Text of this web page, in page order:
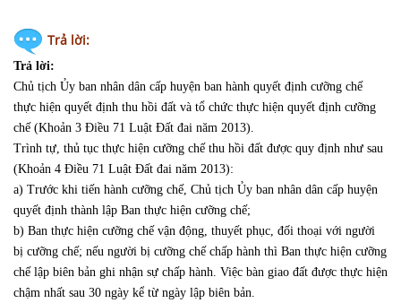
LIÊN
HỆ
Trả lời:
Trả lời:
Chủ tịch Ủy ban nhân dân cấp huyện ban hành quyết định cưỡng chế
thực hiện quyết định thu hồi đất và tổ chức thực hiện quyết định cưỡng
chế (Khoản 3 Điều 71 Luật Đất đai năm 2013).
Trình tự, thủ tục thực hiện cưỡng chế thu hồi đất được quy định như sau
(Khoản 4 Điều 71 Luật Đất đai năm 2013):
a) Trước khi tiến hành cưỡng chế, Chủ tịch Ủy ban nhân dân cấp huyện
quyết định thành lập Ban thực hiện cưỡng chế;
b) Ban thực hiện cưỡng chế vận động, thuyết phục, đối thoại với người
bị cưỡng chế; nếu người bị cưỡng chế chấp hành thì Ban thực hiện cưỡng
chế lập biên bản ghi nhận sự chấp hành. Việc bàn giao đất được thực hiện
chậm nhất sau 30 ngày kể từ ngày lập biên bản.